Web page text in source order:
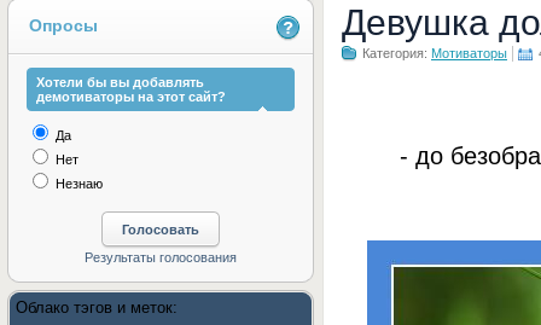
Девушка
Категория: Мотиваторы
- до
Опросы
Хотели бы вы добавлять
демотиваторы на этот сайт?
Да
Нет
Незнаю
Облако тэгов и меток: